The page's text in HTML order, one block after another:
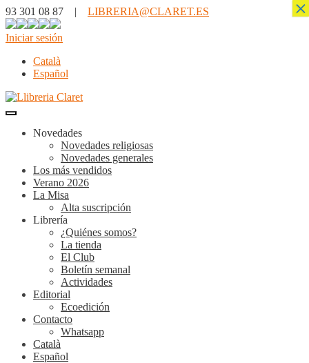
93 301 08 87 | LIBRERIA@CLARET.ES
Iniciar sesión
Català
Español
Novedades
Novedades religiosas
Novedades generales
Los más vendidos
Verano 2026
La Misa
Alta suscripción
Librería
¿Quiénes somos?
La tienda
El Club
Boletín semanal
Actividades
Editorial
Ecoedición
Contacto
Whatsapp
Català
Español
×